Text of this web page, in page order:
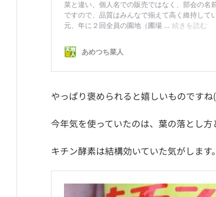
やっぱり褒められると嬉しいものです
今年気を使っていたのは、葉の落とし
キチン酵素は結構効いていた気がします。